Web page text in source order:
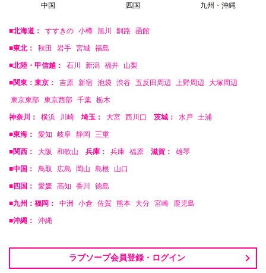
中国 四国 九州・沖縄
■北海道： すすきの 小樽 旭川 釧路 函館
■東北： 秋田 岩手 宮城 福島
■北陸・甲信越： 石川 新潟 福井 山梨
■関東：東京： 吉原 新宿 池袋 渋谷 五反田周辺 上野周辺 大塚周辺
東京東部 東京西部 千葉 栃木
神奈川： 横浜 川崎 埼玉： 大宮 西川口 茨城： 水戸 土浦
■東海： 愛知 岐阜 静岡 三重
■関西： 大阪 和歌山 兵庫： 兵庫 福原 滋賀： 雄琴
■中国： 鳥取 広島 岡山 島根 山口
■四国： 愛媛 高知 香川 徳島
■九州：福岡： 中洲 小倉 佐賀 熊本 大分 宮崎 鹿児島
■沖縄： 沖縄
ラブソープ会員登録・ログイン